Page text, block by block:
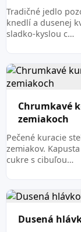
Tradičné jedlo
knedlí a dusenej
sladko-kyslou c…
Chrumkavé
zemiakoch
Pečené kuracie
zemiakov.
cukre s cibuľou…
Dusená